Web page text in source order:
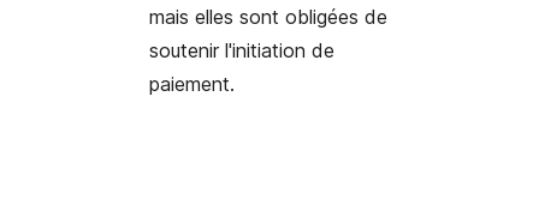
mais elles sont obligées de
soutenir l'initiation de
paiement.